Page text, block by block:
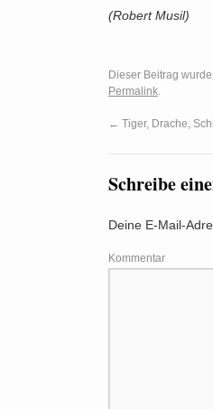
(Robert Musil)
Dieser Beitrag
Permalink.
← Tiger, Drache,
Schreibe
Deine E-Mail-
Kommentar